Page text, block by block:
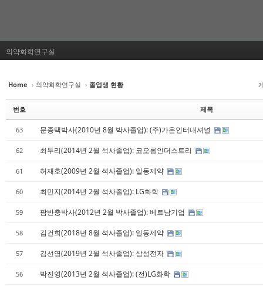
의약화학연구실
Home › 의약화학연구실 › 졸업생 현황
번호 제목
63 문종택박사(2010년 8월 박사졸업): (주)가온인터내셔널
62 최두리(2014년 2월 석사졸업): 코오롱인더스트리
61 허재호(2009년 2월 석사졸업): 일동제약
60 최민지(2014년 2월 석사졸업): LG화학
59 팜반충박사(2012년 2월 박사졸업): 베트남기업
58 김건희(2018년 8월 석사졸업): 일동제약
57 김선영(2019년 2월 석사졸업): 삼성전자
56 박진영(2013년 2월 석사졸업): (전)LG화학